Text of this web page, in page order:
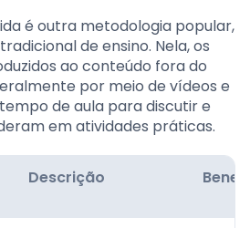
é outra metodologia popular,
de ensino. Nela, os
ao conteúdo fora do
por meio de vídeos e
de aula para discutir e
em atividades práticas.
Descrição